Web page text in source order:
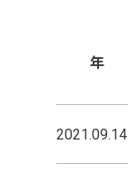
年
2021.09.14